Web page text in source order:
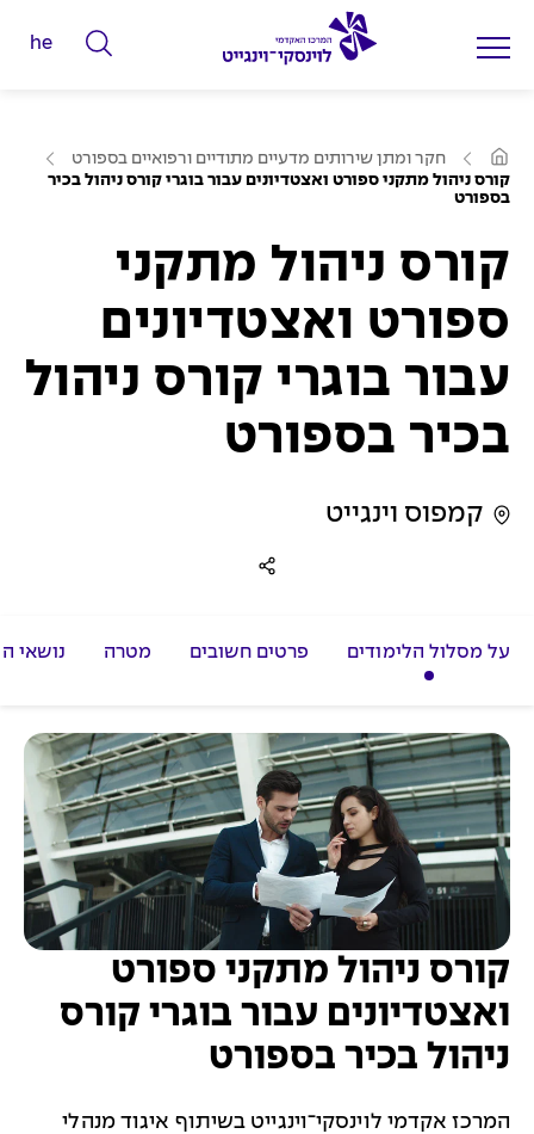
ה
ד
מ
ל
ם
ח
he
ע
מ
ו
ד
י
ת
חקר ומתן שירותים מדעיים מתודיים ורפואיים בספורט
קורס ניהול מתקני ספורט ואצטדיונים עבור בוגרי קורס ניהול בכיר
בספורט
קורס ניהול מתקני
ספורט ואצטדיונים
עבור בוגרי קורס ניהול
בכיר בספורט
קמפוס וינגייט
על מסלול הלימודים פרטים חשובים מטרה נושאי
קורס ניהול מתקני ספורט
ואצטדיונים עבור בוגרי קורס
ניהול בכיר בספורט
המרכז אקדמי לוינסקי־וינגייט בשיתוף איגוד מנהלי